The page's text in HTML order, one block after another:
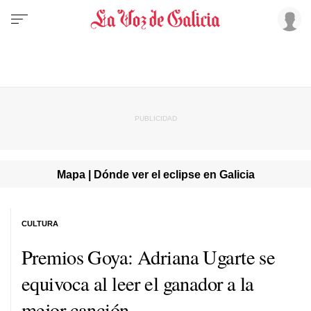
Mapa | Dónde ver el eclipse en Galicia
Premios Goya: Adriana Ugarte se
equivoca al leer el ganador a la
CULTURA